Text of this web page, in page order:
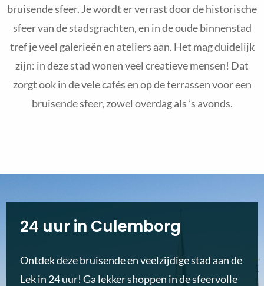
bruisende sfeer. Je wordt er verrast door de historische
sfeer van de stadsgrachten, en in de oude binnenstad
tref je veel galerieën en ateliers aan. Het mag duidelijk
zijn: in deze stad wonen veel creatieve mensen! Dat
zorgt ook in de vele cafés en op de terrassen voor een
bruisende sfeer, zowel overdag als ’s avonds.
24 uur in Culemborg
Ontdek deze bruisende en veelzijdige stad aan de
Lek in 24 uur! Ga lekker shoppen in de sfeervolle